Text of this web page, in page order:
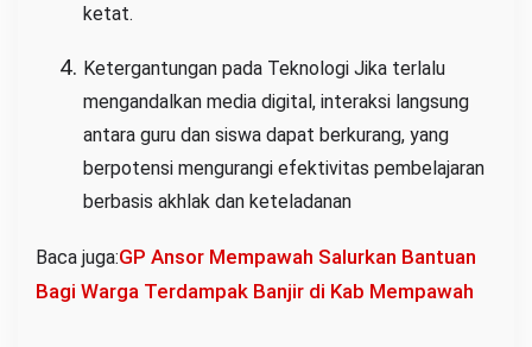
ketat.
Ketergantungan pada Teknologi Jika terlalu
mengandalkan media digital, interaksi langsung
antara guru dan siswa dapat berkurang, yang
berpotensi mengurangi efektivitas pembelajaran
berbasis akhlak dan keteladanan
Baca juga:GP Ansor Mempawah Salurkan Bantuan
Bagi Warga Terdampak Banjir di Kab Mempawah